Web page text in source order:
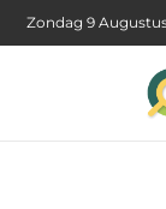
Zondag 9